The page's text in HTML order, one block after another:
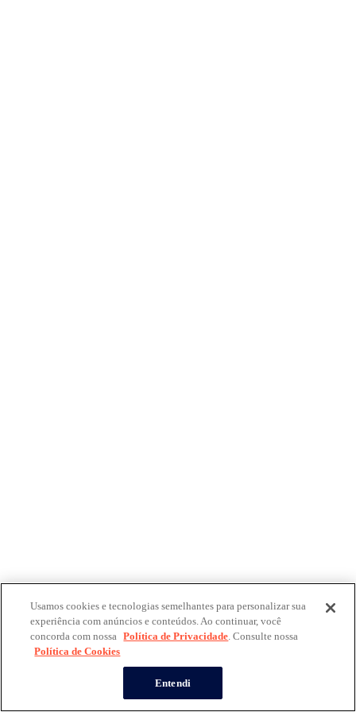
Usamos cookies e tecnologias semelhantes para personalizar sua
experiência com anúncios e conteúdos. Ao continuar, você
concorda com nossa Política de Privacidade. Consulte nossa
Política de Cookies
Entendi